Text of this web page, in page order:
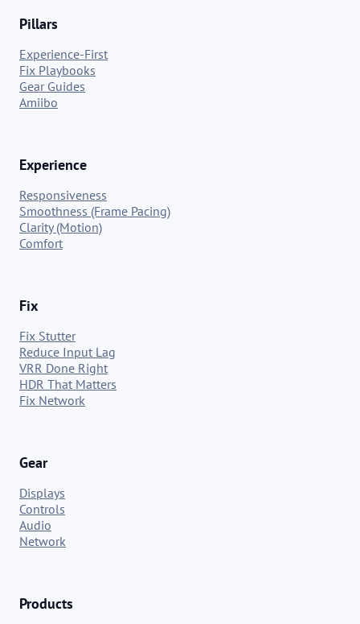
Pillars
Experience-First
Fix Playbooks
Gear Guides
Amiibo
Experience
Responsiveness
Smoothness (Frame Pacing)
Clarity (Motion)
Comfort
Fix
Fix Stutter
Reduce Input Lag
VRR Done Right
HDR That Matters
Fix Network
Gear
Displays
Controls
Audio
Network
Products